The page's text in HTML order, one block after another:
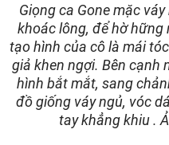
Giọng ca Gone mặc
khoác lông, để hờ
tạo hình của cô là mái
giả khen ngợi. Bên cạnh
hình bắt mắt, sang
đồ giống váy ngủ, vóc
tay khẳng khiu .